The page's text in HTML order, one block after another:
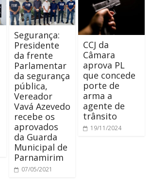
Segurança:
Presidente
da frente
Parlamentar
da segurança
pública,
Vereador
Vavá Azevedo
recebe os
aprovados
da Guarda
Municipal de
Parnamirim
07/05/2021
CCJ da
Câmara
aprova PL
que concede
porte de
arma a
agente de
trânsito
19/11/2024